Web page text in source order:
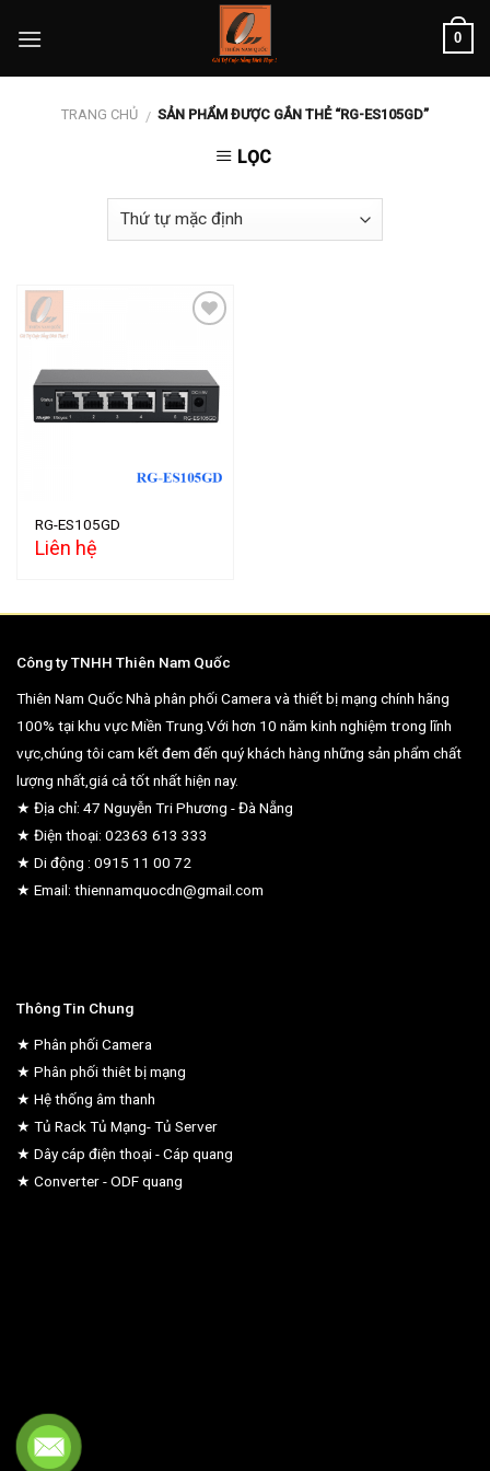
0
TRANG CHỦ / SẢN PHẨM ĐƯỢC GẮN THẺ “RG-ES105GD”
LỌC
Add to
wishlist
RG-ES105GD
Liên hệ
Công ty TNHH Thiên Nam Quốc
Thiên Nam Quốc Nhà phân phối Camera và thiết bị mạng chính hãng
100% tại khu vực Miền Trung.Với hơn 10 năm kinh nghiệm trong lĩnh
vực,chúng tôi cam kết đem đến quý khách hàng những sản phẩm chất
lượng nhất,giá cả tốt nhất hiện nay.
★ Địa chỉ: 47 Nguyễn Tri Phương - Đà Nẵng
★ Điện thoại: 02363 613 333
★ Di động : 0915 11 00 72
★ Email: thiennamquocdn@gmail.com
Thông Tin Chung
★ Phân phối Camera
★ Phân phối thiêt bị mạng
★ Hệ thống âm thanh
★ Tủ Rack Tủ Mạng- Tủ Server
★ Dây cáp điện thoại - Cáp quang
★ Converter - ODF quang